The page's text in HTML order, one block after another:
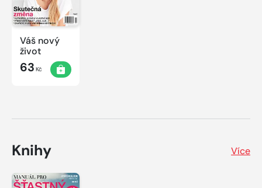
Váš nový
život
63 Kč
Knihy Více